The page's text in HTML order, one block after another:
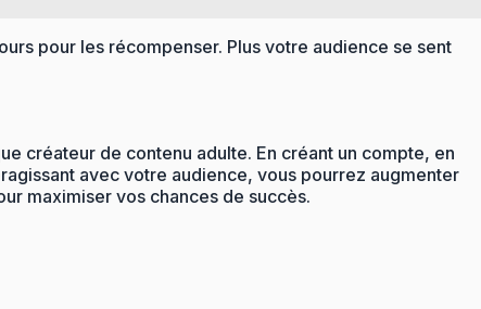
pour les récompenser. Plus votre audience se sent
créateur de contenu adulte. En créant un compte, en
avec votre audience, vous pourrez augmenter
maximiser vos chances de succès.